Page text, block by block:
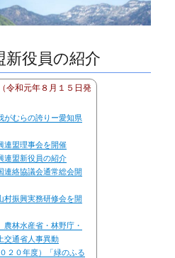
新役員の紹介
令和元年８月１５日発
がむらの誇りー愛知県
連盟理事会を開催
連盟新役員の紹介
連絡協議会通常総会開
村振興実務研修会を開
農林水産省・林野庁・
交通省人事異動
２０年度）「緑のふる